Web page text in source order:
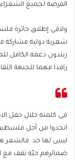
الفرصة لجميع
ولاقى إطلاق جائزة
شعرية دولية مشاركة
ريندون دعمه الكامل
رافدا مهما للجبهة
في كلمته خلال حفل
اتحدوا من أجل فلسطين
ليس لها حد. فالشعر
ضمائرهم حيّة تقف مع